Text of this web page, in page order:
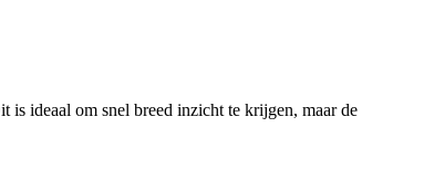
is ideaal om snel breed inzicht te krijgen, maar de